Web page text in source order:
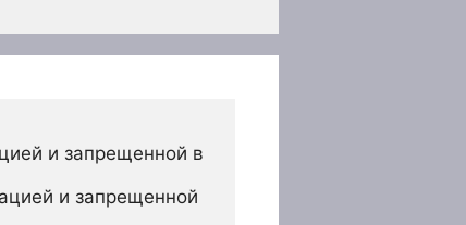
и запрещенной в
и запрещенной